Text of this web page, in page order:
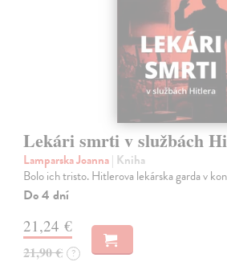
Lekári smrti v službách
Lamparska Joanna| Kniha
Bolo ich tristo. Hitlerova lekárska garda v
Do 4 dní
21,24 €
21,90 € ?